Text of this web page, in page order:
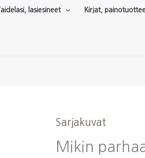
Taidelasi, lasiesineet Kirjat,
Sarjakuvat
Mikin